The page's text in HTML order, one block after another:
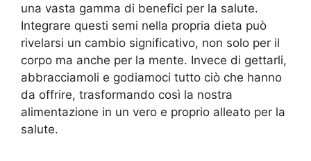
una vasta gamma di benefici per la salute.
Integrare questi semi nella propria dieta può
rivelarsi un cambio significativo, non solo per il
corpo ma anche per la mente. Invece di gettarli,
abbracciamoli e godiamoci tutto ciò che hanno
da offrire, trasformando così la nostra
alimentazione in un vero e proprio alleato per la
salute.